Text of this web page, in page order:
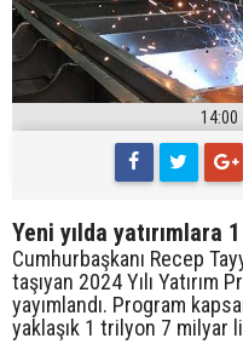
14:00
Yeni yılda yatırımlara
Cumhurbaşkanı Recep
taşıyan 2024 Yılı Yatırım
yayımlandı. Program
yaklaşık 1 trilyon 7 milyar